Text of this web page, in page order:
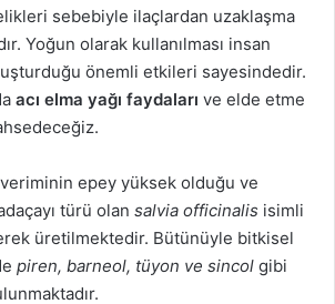
sebebiyle ilaçlardan uzaklaşma
Yoğun olarak kullanılması insan
önemli etkileri sayesindedir.
acı elma yağı faydaları ve elde etme
veriminin epey yüksek olduğu ve
türü olan salvia officinalis isimli
üretilmektedir. Bütünüyle bitkisel
piren, barneol, tüyon ve sincol gibi